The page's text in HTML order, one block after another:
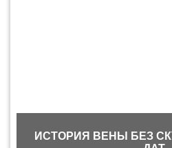
ИСТОРИЯ ВЕНЫ БЕЗ